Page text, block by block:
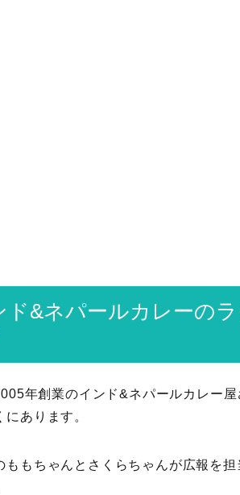
ド&ネパールカレーの
年創業のインド&ネパールカレー
にあります。
ももちゃんとさくらちゃんが広報を